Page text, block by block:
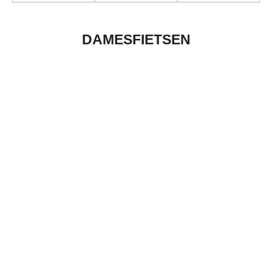
DAMESFIETSEN